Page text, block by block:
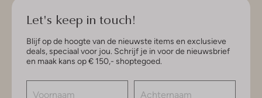
Let's keep in touch!
Blijf op de hoogte van de nieuwste items en exclusieve
deals, speciaal voor jou. Schrijf je in voor de nieuwsbrief
en maak kans op € 150,- shoptegoed.